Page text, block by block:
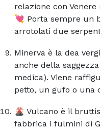
relazione con Venere
💘 Porta sempre un
arrotolati due
Minerva è la dea
anche della
medica). Viene
petto, un gufo o una
🌋 Vulcano è il
fabbrica i fulmini di